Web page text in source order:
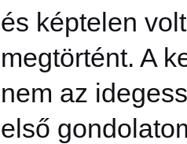
és képtelen
megtörtént. A
nem az
első